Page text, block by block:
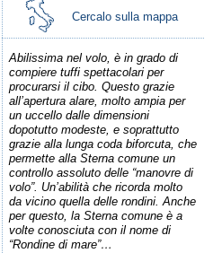
Cercalo sulla mappa
Abilissima nel volo, è in grado di
compiere tuffi spettacolari per
procurarsi il cibo. Questo grazie
all’apertura alare, molto ampia per
un uccello dalle dimensioni
dopotutto modeste, e soprattutto
grazie alla lunga coda biforcuta, che
permette alla Sterna comune un
controllo assoluto delle “manovre di
volo”. Un’abilità che ricorda molto
da vicino quella delle rondini. Anche
per questo, la Sterna comune è a
volte conosciuta con il nome di
“Rondine di mare”…